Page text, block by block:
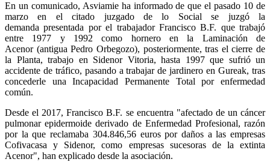
En un comunicado, Asviamie ha informado de que el pasado 10 de
marzo en el citado juzgado de lo Social se juzgó la
demanda presentada por el trabajador Francisco B.F. que trabajó
entre 1977 y 1992 como hornero en la Laminación de
Acenor (antigua Pedro Orbegozo), posteriormente, tras el cierre de
la Planta, trabajo en Sidenor Vitoria, hasta 1997 que sufrió un
accidente de tráfico, pasando a trabajar de jardinero en Gureak, tras
concederle una Incapacidad Permanente Total por enfermedad
común.
Desde el 2017, Francisco B.F. se encuentra "afectado de un cáncer
pulmonar epidermoide derivado de Enfermedad Profesional, razón
por la que reclamaba 304.846,56 euros por daños a las empresas
Cofivacasa y Sidenor, como empresas sucesoras de la extinta
Acenor", han explicado desde la asociación.